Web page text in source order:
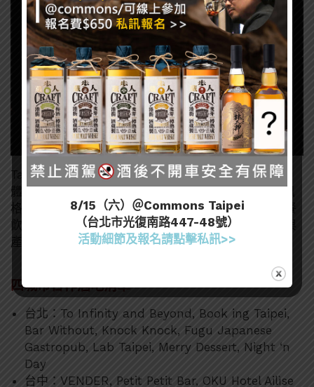
Taiwan Cocktail Camp 2026 已吸引超過12家國際媒
體與眾多KOL全程跟進，涵蓋亞洲餐飮、酒類與生活風
格領域。透過多層次的內容傳播，台灣的調酒藝術、餐
飮創新與城市文化將躍上國際舞台，進一步推動觀光與
產業經濟發展。
四城市合作酒吧淸單
台北：To Infinity and Beyond, Book ing Taipei,
Bar Without, Knock Knock, Fugu Japanese
Gastropub, Lab Taipei, Merry Dessert, Night ‘n
Day
台中：VENDER, Petit Petit Bar, OKU Hotel Ailìse
8/15（六）＠Commons Taipei
（台北市光復南路447-48號）
活動細節及報名請點擊私訊>>